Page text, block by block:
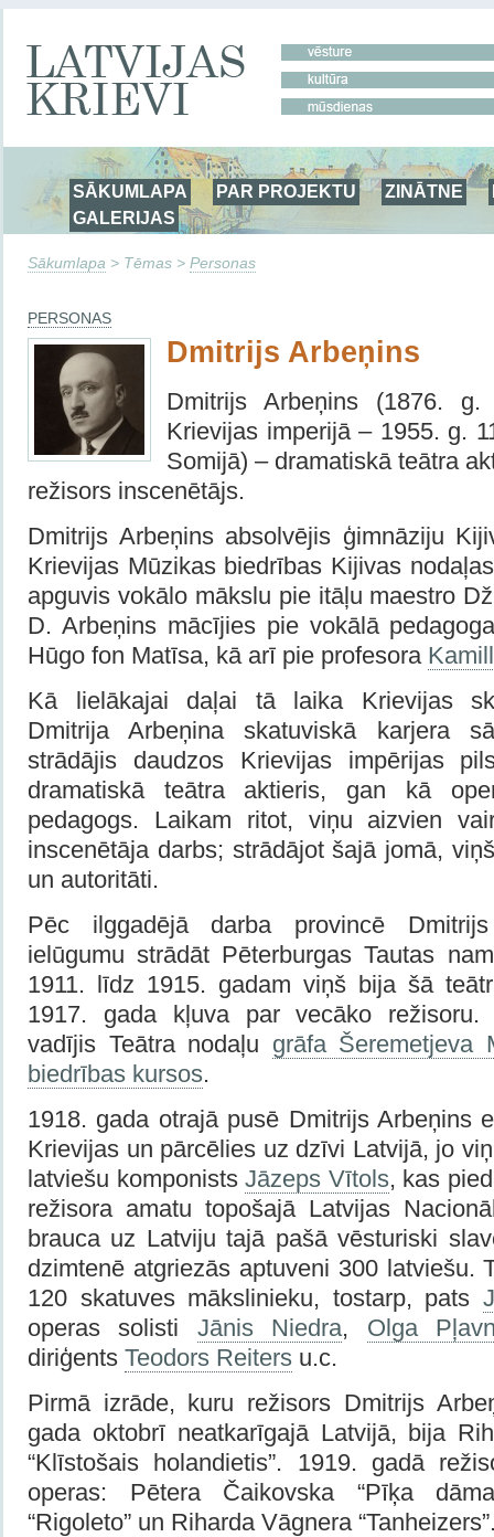
SĀKUMLAPA PAR PROJEKTU ZINĀTNE
GALERIJAS
Sākumlapa > Tēmas > Personas
PERSONAS
Dmitrijs Arbeņins
Dmitrijs Arbeņins (1876.
Krievijas imperijā – 1955. g.
Somijā) – dramatiskā teātra
režisors inscenētājs.
Dmitrijs Arbeņins absolvējis ģimnāziju
Krievijas Mūzikas biedrības Kijivas
apguvis vokālo mākslu pie itāļu maestro
D. Arbeņins mācījies pie vokālā
Hūgo fon Matīsa, kā arī pie profesora
Kā lielākajai daļai tā laika Krievijas
Dmitrija Arbeņina skatuviskā karjera
strādājis daudzos Krievijas impērijas
dramatiskā teātra aktieris, gan kā
pedagogs. Laikam ritot, viņu aizvien
inscenētāja darbs; strādājot šajā jomā,
un autoritāti.
Pēc ilggadējā darba provincē
ielūgumu strādāt Pēterburgas Tautas
1911. līdz 1915. gadam viņš bija šā
1917. gada kļuva par vecāko režisoru.
vadījis Teātra nodaļu grāfa Šeremetjeva
biedrības kursos.
1918. gada otrajā pusē Dmitrijs Arbeņins
Krievijas un pārcēlies uz dzīvi Latvijā, jo
latviešu komponistsJāzeps Vītols, kas
režisora amatu topošajā Latvijas
brauca uz Latviju tajā pašā vēsturiski
dzimtenē atgriezās aptuveni 300 latviešu.
120 skatuves mākslinieku, tostarp, pats
operas solisti Jānis Niedra, Olga
diriģents Teodors Reiters u.c.
Pirmā izrāde, kuru režisors Dmitrijs
gada oktobrī neatkarīgajā Latvijā, bija
“Klīstošais holandietis”. 1919. gadā
operas: Pētera Čaikovska “Pīķa
“Rigoleto” un Riharda Vāgnera